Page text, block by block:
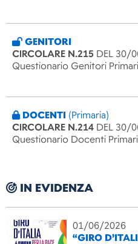
GENITORI
CIRCOLARE N.215 DEL 30/
Questionario Genitori
DOCENTI (Primaria)
CIRCOLARE N.214 DEL 30/
Questionario Docenti
IN EVIDENZA
01/06/2026
“GIRO